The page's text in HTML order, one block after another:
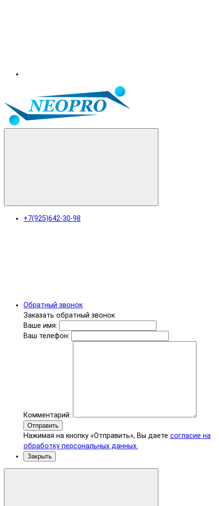
+7(925)642-30-98
Обратный звонок
Заказать обратный звонок
Ваше имя:
Ваш телефон:
Комментарий:
Отправить
Нажимая на кнопку «Отправить», Вы даете согласие на
обработку персональных данных.
Закрыть